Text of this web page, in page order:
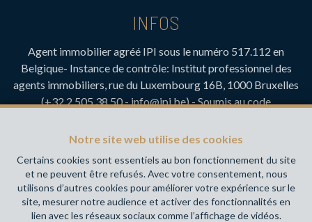
Notre site web utilise des cookies
Certains cookies sont essentiels au bon fonctionnement du site
et ne peuvent être refusés. Avec votre consentement, nous
utilisons d’autres cookies pour améliorer votre expérience sur le
site, mesurer notre audience et activer des fonctionnalités en
lien avec les réseaux sociaux comme l’affichage de vidéos.
INFOS
Agent immobilier agréé IPI sous le numéro 517.112 en
Belgique- Instance de contrôle: Institut professionnel des
agents immobiliers, rue du Luxembourg 16B, 1000 Bruxelles
(+32 2 505 38 50 - info@ipi.be) - Soumis aucode
RC professionnelle et cautionnement via AXA Belgium SA,
Couverture valable pour les activités réalisées en Belgique
Votre agence immobilière de référence sur Namur et en
Wallonie !